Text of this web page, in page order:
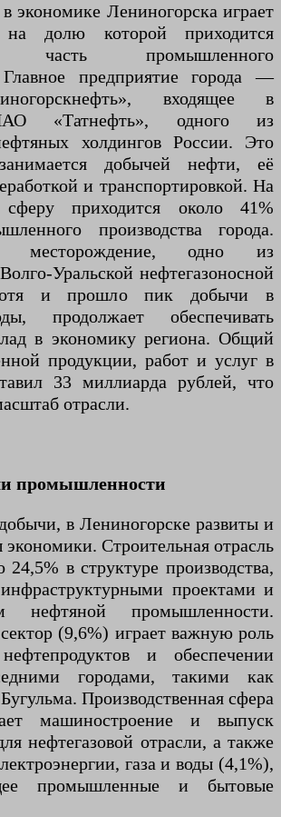
экономике Лениногорска играет
на долю которой приходится
часть промышленного
Главное предприятие города —
входящее в
«Татнефть», одного из
холдингов России. Это
добычей нефти, её
и транспортировкой. На
сферу приходится около 41%
производства города.
месторождение, одно из
Уральской нефтегазоносной
и прошло пик добычи в
продолжает обеспечивать
в экономику региона. Общий
продукции, работ и услуг в
33 миллиарда рублей, что
отрасли.
промышленности
в Лениногорске развиты и
экономики. Строительная отрасль
24,5% в структуре производства,
проектами и
нефтяной промышленности.
(9,6%) играет важную роль
и обеспечении
городами, такими как
Производственная сфера
машиностроение и выпуск
нефтегазовой отрасли, а также
газа и воды (4,1%),
промышленные и бытовые